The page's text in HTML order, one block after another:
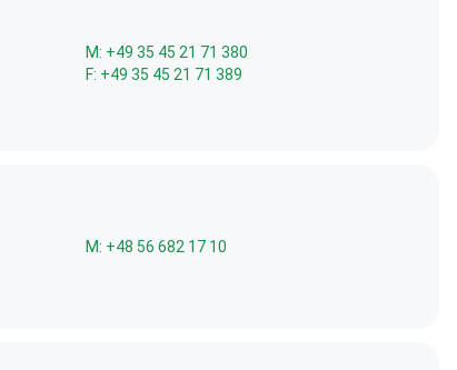
M: +49 35 45 21 71 380
F: +49 35 45 21 71 389
M: +48 56 682 17 10